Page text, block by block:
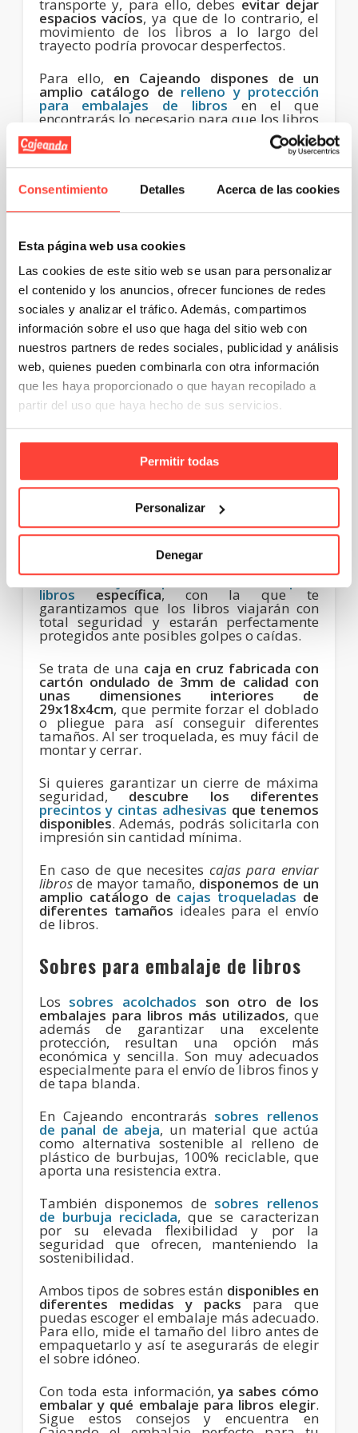
Consentimiento Detalles Acerca de las cookies
Esta página web usa cookies
Las cookies de este sitio web se usan para personalizar
el contenido y los anuncios, ofrecer funciones de redes
sociales y analizar el tráfico. Además, compartimos
información sobre el uso que haga del sitio web con
nuestros partners de redes sociales, publicidad y análisis
web, quienes pueden combinarla con otra información
que les haya proporcionado o que hayan recopilado a
partir del uso que haya hecho de sus servicios.
Permitir todas
Personalizar
Denegar
transporte y, para ello, debes evitar dejar
espacios vacíos, ya que de lo contrario, el
movimiento de los libros a lo largo del
trayecto podría provocar desperfectos.
Para ello, en Cajeando dispones de un
amplio catálogo de relleno y protección
para embalajes de libros en el que
encontrarás lo necesario para que los libros
viajen en perfecto estado.
Algunos de los rellenos más utilizados en el
uno de los materiales de protección por
perfectamente protegido ante posibles
abeja, que es una alternativa más
¿Cuáles son los mejores
embalajes para libros?
Una vez sabemos qué hay que tener en
cuenta, ahora vamos a ver los mejores
embalajes para libros:
Cajas de cartón para libros
Lascajas de cartón para libros son la
opción más utilizada, especialmente
cuando se van a enviar libros de gran
tamaño o varios libros a la vez.
en Cajeando contamos
con unacaja troquelada de cartón para
librosespecífica, con la que te
garantizamos que los libros viajarán con
total seguridad y estarán perfectamente
protegidos ante posibles golpes o caídas.
Se trata de una caja en cruz fabricada con
cartón ondulado de 3mm de calidad con
unas dimensiones interiores de
29x18x4cm, que permite forzar el doblado
o pliegue para así conseguir diferentes
tamaños. Al ser troquelada, es muy fácil de
montar y cerrar.
Si quieres garantizar un cierre de máxima
seguridad, descubre los diferentes
precintos y cintas adhesivas que tenemos
disponibles. Además, podrás solicitarla con
impresión sin cantidad mínima.
En caso de que necesitescajas para enviar
librosde mayor tamaño, disponemos de un
amplio catálogo de cajas troqueladas de
diferentes tamaños ideales para el envío
de libros.
Sobres para embalaje de libros
Los sobres acolchados son otro de los
embalajes para libros más utilizados, que
además de garantizar una excelente
protección, resultan una opción más
económica y sencilla. Son muy adecuados
especialmente para el envío de libros finos y
de tapa blanda.
En Cajeando encontrarás sobres rellenos
de panal de abeja, un material que actúa
como alternativa sostenible al relleno de
plástico de burbujas, 100% reciclable, que
aporta una resistencia extra.
También disponemos de sobres rellenos
de burbuja reciclada, que se caracterizan
por su elevada flexibilidad y por la
seguridad que ofrecen, manteniendo la
sostenibilidad.
Ambos tipos de sobres están disponibles en
diferentes medidas y packs para que
puedas escoger el embalaje más adecuado.
Para ello, mide el tamaño del libro antes de
empaquetarlo y así te asegurarás de elegir
el sobre idóneo.
Con toda esta información,ya sabes cómo
embalar y qué embalaje para libros elegir.
Sigue estos consejos y encuentra en